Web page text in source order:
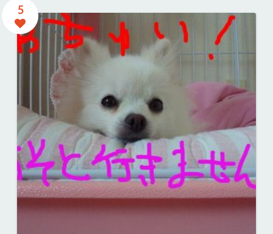
5